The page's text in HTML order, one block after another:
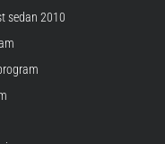
sedan 2010